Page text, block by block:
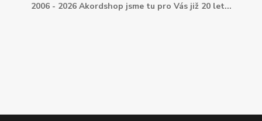
2006 - 2026 Akordshop jsme tu pro Vás již 20 let...